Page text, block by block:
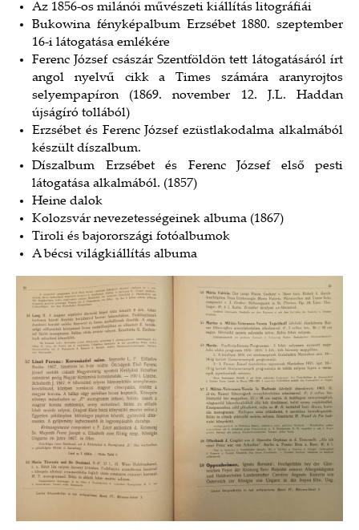
Az 1856-os milánói művészeti kiállítás litográfiái
Bukowina fényképalbum Erzsébet 1880. szeptember
16-i látogatása emlékére
Ferenc József császár Szentföldön tett látogatásáról írt
angol nyelvű cikk a Times számára aranyrojtos
selyempapíron (1869. november 12. J.L. Haddan
újságíró tollából)
Erzsébet és Ferenc József ezüstlakodalma alkalmából
készült díszalbum.
Díszalbum Erzsébet és Ferenc József első pesti
látogatása alkalmából. (1857)
Heine dalok
Kolozsvár nevezetességeinek albuma (1867)
Tiroli és bajorországi fotóalbumok
A bécsi világkiállítás albuma